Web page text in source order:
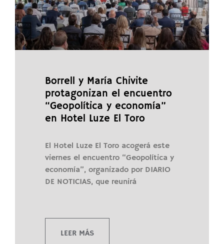
Borrell y María Chivite
protagonizan el encuentro
“Geopolítica y economía”
en Hotel Luze El Toro
El Hotel Luze El Toro acogerá este
viernes el encuentro “Geopolítica y
economía”, organizado por DIARIO
DE NOTICIAS, que reunirá
LEER MÁS